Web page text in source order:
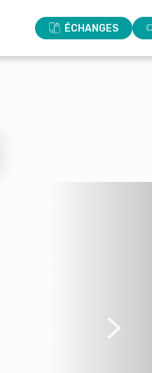
ÉCHANGES
Suivant